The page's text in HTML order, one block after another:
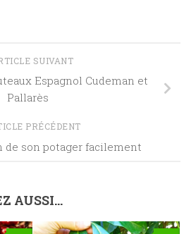
SUIVANT
Espagnol Cudeman et
Pallarès
PRÉCÉDENT
de son potager facilement
AUSSI...